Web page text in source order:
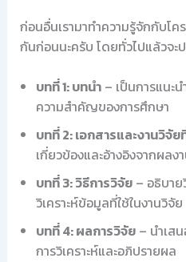
ก่อนอื่นเรามาทำความรู้จักกับโค
กันก่อนนะครับ โดยทั่วไปแล้วจะ
บทที่ 1: บทนำ– เป็นการแนะ
ความสำคัญของการศึกษา
บทที่ 2: เอกสารและงานวิจั
เกี่ยวข้องและอ้างอิงจากผลง
บทที่ 3: วิธีการวิจัย– อธิบาย
วิเคราะห์ข้อมูลที่ใช้ในงานวิจัย
บทที่ 4: ผลการวิจัย– นำเส
การวิเคราะห์และอภิปรายผล